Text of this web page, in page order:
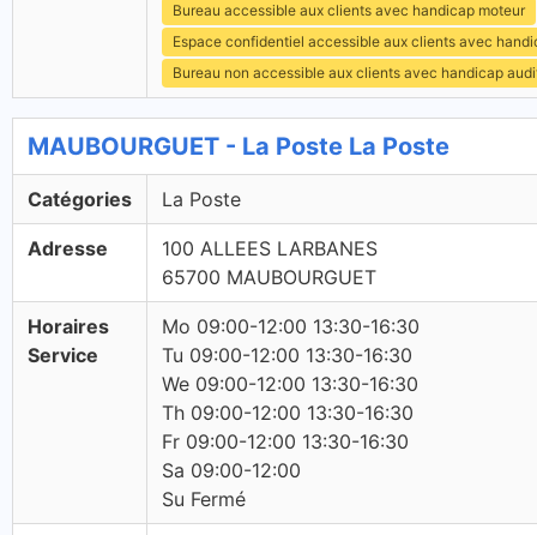
Bureau accessible aux clients avec handicap moteur
Espace confidentiel accessible aux clients avec
Bureau non accessible aux clients avec handicap
MAUBOURGUET - La Poste La Poste
Catégories La Poste
Adresse
100 ALLEES LARBANES
65700 MAUBOURGUET
Horaires
Service
Mo 09:00-12:00 13:30-16:30
Tu 09:00-12:00 13:30-16:30
We 09:00-12:00 13:30-16:30
Th 09:00-12:00 13:30-16:30
Fr 09:00-12:00 13:30-16:30
Sa 09:00-12:00
Su Fermé